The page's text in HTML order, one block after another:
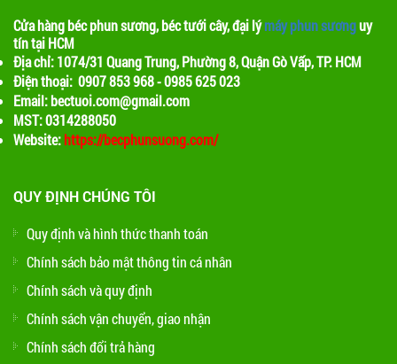
Cửa hàng béc phun sương, béc tưới cây, đại lýmáy phun sươnguy
tín tại HCM
Địa chỉ: 1074/31 Quang Trung, Phường 8, Quận Gò Vấp, TP. HCM
Điện thoại: 0907 853 968 - 0985 625 023
Email: bectuoi.com@gmail.com
MST: 0314288050
Website:https://becphunsuong.com/
QUY ĐỊNH CHÚNG TÔI
Quy định và hình thức thanh toán
Chính sách bảo mật thông tin cá nhân
Chính sách và quy định
Chính sách vận chuyển, giao nhận
Chính sách đổi trả hàng